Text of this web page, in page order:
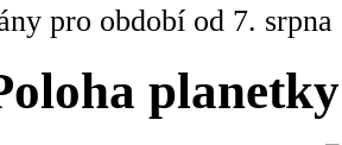
pro období od 7.